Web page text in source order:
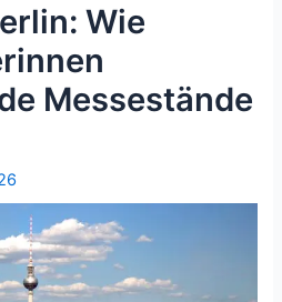
Wie
Messestände